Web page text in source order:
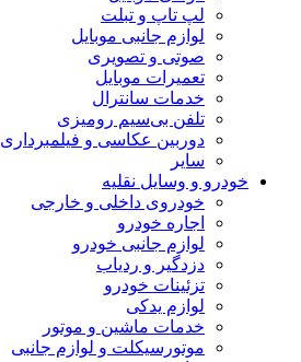
لپ تاپ و تبلت
لوازم جانبی موبایل
صوتی و تصویری
تعمیرات موبایل
خدمات سانترال
تلفن بی‌سیم رومیزی
دوربین عکاسی و فیلمبرداری
سایر
خودرو و وسایل نقلیه
خودروی داخلی و خارجی
اجاره خودرو
لوازم جانبی خودرو
دزدگیر و ردیاب
تزئینات خودرو
لوازم یدکی
خدمات ماشین و موتور
موتورسیکلت و لوازم جانبی